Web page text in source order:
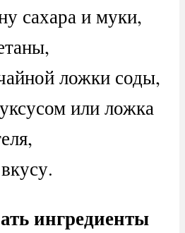
сахара и муки,
ложки соды,
или ложка
ингредиенты